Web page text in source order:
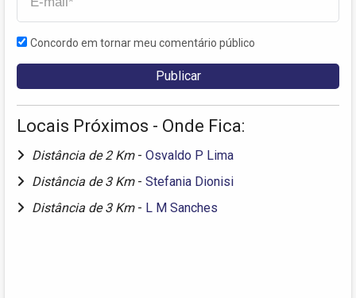
Concordo em tornar meu comentário público
Locais Próximos - Onde Fica:
Distância de 2 Km - Osvaldo P Lima
Distância de 3 Km - Stefania Dionisi
Distância de 3 Km - L M Sanches